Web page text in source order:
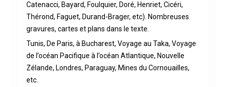
Catenacci, Bayard, Foulquier, Doré, Henriet, Cicéri,
Thérond, Faguet, Durand-Brager, etc). Nombreuses
gravures, cartes et plans dans le texte.
Tunis, De Paris, à Bucharest, Voyage au Taka, Voyage
de l’océan Pacifique à l’océan Atlantique, Nouvelle
Zélande, Londres, Paraguay, Mines du Cornouailles,
etc.